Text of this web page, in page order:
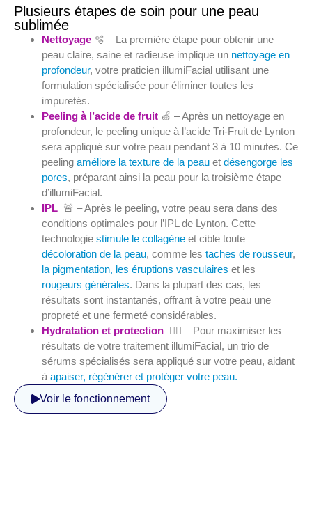
Plusieurs étapes de soin pour une peau
sublimée
Nettoyage 🫧 – La première étape pour obtenir une
peau claire, saine et radieuse implique un nettoyage en
profondeur, votre praticien illumiFacial utilisant une
formulation spécialisée pour éliminer toutes les
impuretés.
Peeling à l’acide de fruit 🍏 – Après un nettoyage en
profondeur, le peeling unique à l’acide Tri-Fruit de Lynton
sera appliqué sur votre peau pendant 3 à 10 minutes. Ce
peeling améliore la texture de la peau et désengorge les
pores, préparant ainsi la peau pour la troisième étape
d’illumiFacial.
IPL 🚨 – Après le peeling, votre peau sera dans des
conditions optimales pour l’IPL de Lynton. Cette
technologie stimule le collagène et cible toute
décoloration de la peau, comme les taches de rousseur,
la pigmentation, les éruptions vasculaires et les
rougeurs générales. Dans la plupart des cas, les
résultats sont instantanés, offrant à votre peau une
propreté et une fermeté considérables.
Hydratation et protection 🧖‍♀️ – Pour maximiser les
résultats de votre traitement illumiFacial, un trio de
sérums spécialisés sera appliqué sur votre peau, aidant
à apaiser, régénérer et protéger votre peau.
Voir le fonctionnement